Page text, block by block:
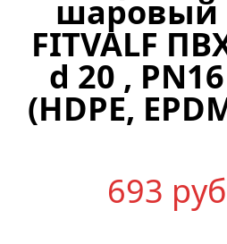
шаровый
FITVALF
d 20 , PN16
(HDPE,
693 р